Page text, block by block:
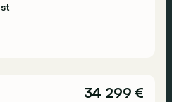
34 299 €